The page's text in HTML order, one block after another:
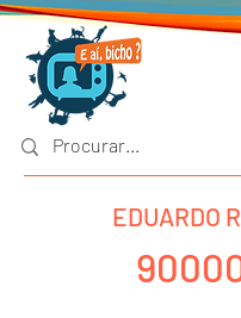
EDUARDO